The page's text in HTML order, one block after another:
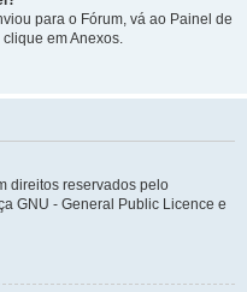
para o Fórum, vá ao Painel de
em Anexos.
direitos reservados pelo
GNU - General Public Licence e